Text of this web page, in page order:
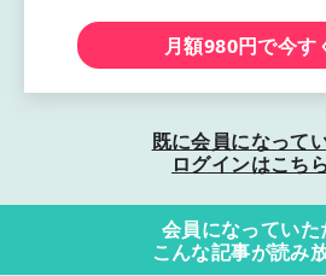
月額980円で今す
既に会員になって
ログインはこち
会員になっていた
こんな記事が読み